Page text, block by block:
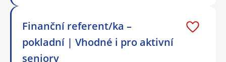
Finanční referent/ka –
pokladní | Vhodné i pro aktivní
seniory